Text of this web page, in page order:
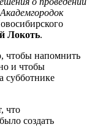
Локоть.
чтобы напомнить
и чтобы
субботнике
что
создать